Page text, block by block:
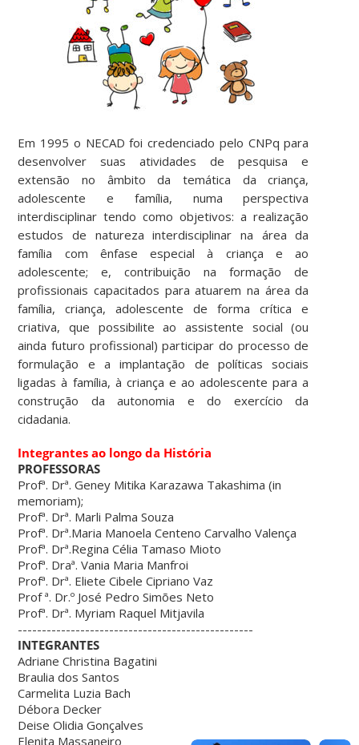
Em 1995 o NECAD foi credenciado pelo CNPq para
desenvolver suas atividades de pesquisa e
extensão no âmbito da temática da criança,
adolescente e família, numa perspectiva
interdisciplinar tendo como objetivos: a realização
estudos de natureza interdisciplinar na área da
família com ênfase especial à criança e ao
adolescente; e, contribuição na formação de
profissionais capacitados para atuarem na área da
família, criança, adolescente de forma crítica e
criativa, que possibilite ao assistente social (ou
ainda futuro profissional) participar do processo de
formulação e a implantação de políticas sociais
ligadas à família, à criança e ao adolescente para a
construção da autonomia e do exercício da
cidadania.
Integrantes ao longo da História
PROFESSORAS
Profª. Drª. Geney Mitika Karazawa Takashima (in
memoriam);
Profª. Drª. Marli Palma Souza
Profª. Drª.Maria Manoela Centeno Carvalho Valença
Profª. Drª.Regina Célia Tamaso Mioto
Profª. Draª. Vania Maria Manfroi
Profª. Drª. Eliete Cibele Cipriano Vaz
Prof ª. Dr.º José Pedro Simões Neto
Profª. Drª. Myriam Raquel Mitjavila
-------------------------------------------------
INTEGRANTES
Adriane Christina Bagatini
Braulia dos Santos
Carmelita Luzia Bach
Débora Decker
Deise Olidia Gonçalves
Elenita Massaneiro